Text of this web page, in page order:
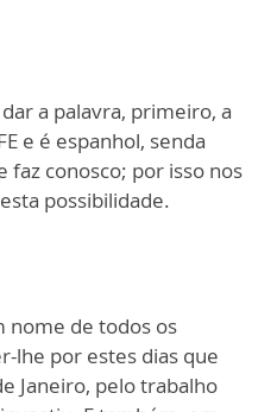
a palavra, primeiro, a
e é espanhol, senda
faz conosco; por isso nos
possibilidade.
nome de todos os
lhe por estes dias que
Janeiro, pelo trabalho